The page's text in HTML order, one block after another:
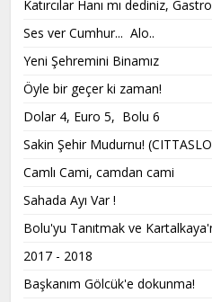
Katırcılar Hanı mı dediniz,
Ses ver Cumhur... Alo..
Yeni Şehremini Binamız
Öyle bir geçer ki zaman!
Dolar 4, Euro 5, Bolu 6
Sakin Şehir Mudurnu!
Camlı Cami, camdan cami
Sahada Ayı Var !
Bolu'yu Tanıtmak ve
2017 - 2018
Başkanım Gölcük'e dokunma!